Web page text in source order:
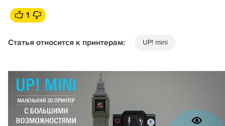
1
Статья относится к принтерам: UP! mini